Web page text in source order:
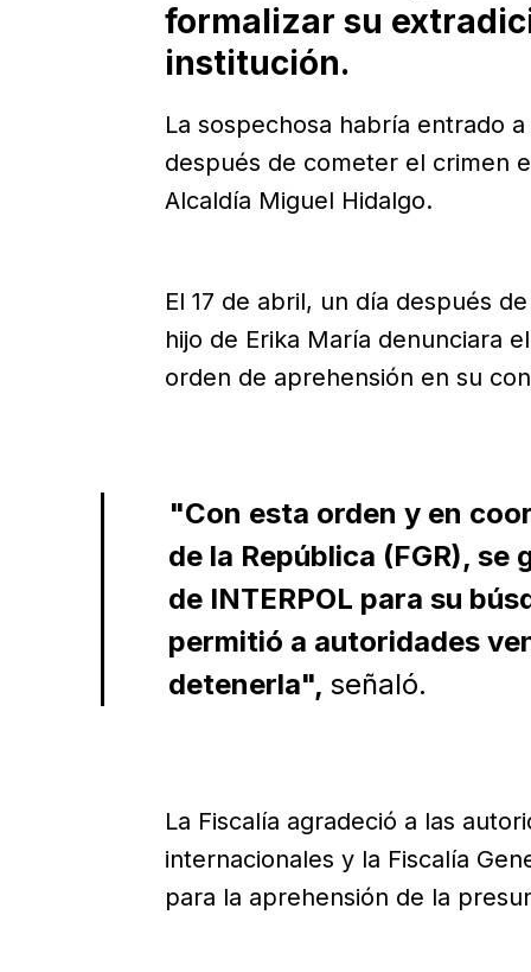
formalizar su
institución.
La sospechosa habría entrado
después de cometer el crimen
Alcaldía Miguel Hidalgo.
El 17 de abril, un día después
hijo de Erika María denunciara
orden de aprehensión en su
"Con esta orden y en
de la República (FGR),
de INTERPOL para su
permitió a autoridades
detenerla", señaló.
La Fiscalía agradeció a las
internacionales y la Fiscalía
para la aprehensión de la